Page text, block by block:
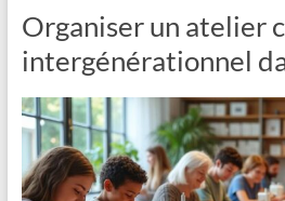
Organiser un atelier
intergénérationnel